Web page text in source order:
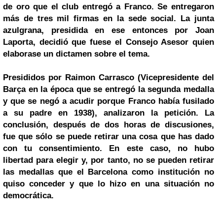
de oro que el club entregó a Franco. Se entregaron
más de tres mil firmas en la sede social. La junta
azulgrana, presidida en ese entonces por Joan
Laporta, decidió que fuese el Consejo Asesor quien
elaborase un dictamen sobre el tema.
Presididos por Raimon Carrasco (Vicepresidente del
Barça en la época que se entregó la segunda medalla
y que se negó a acudir porque Franco había fusilado
a su padre en 1938), analizaron la petición. La
conclusión, después de dos horas de discusiones,
fue que sólo se puede retirar una cosa que has dado
con tu consentimiento. En este caso, no hubo
libertad para elegir y, por tanto, no se pueden retirar
las medallas que el Barcelona como institución no
quiso conceder y que lo hizo en una situación no
democrática.